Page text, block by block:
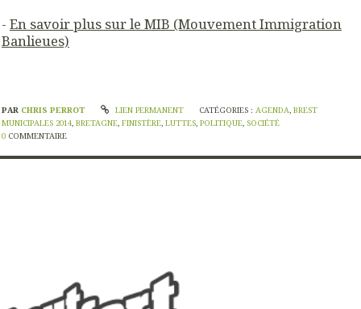
- En savoir plus sur le MIB (Mouvement Immigration
Banlieues)
PAR CHRIS PERROT LIEN PERMANENT CATÉGORIES :AGENDA,BREST
MUNICIPALES 2014, BRETAGNE, FINISTÈRE, LUTTES, POLITIQUE, SOCIÉTÉ
0 COMMENTAIRE